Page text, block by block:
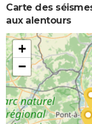
Carte des
aux alentours
+
−